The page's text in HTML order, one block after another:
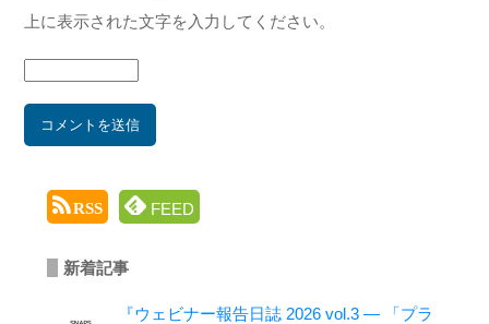
上に表示された文字を入力してください。
RSS FEED
新着記事
『ウェビナー報告日誌 2026 vol.3 ― 「プラ